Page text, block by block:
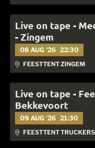
Live on tape -
- Zingem
08 AUG '26 22:30
FEESTTENT ZINGEM
Live on tape -
Bekkevoort
09 AUG '26 21:30
FEESTTENT